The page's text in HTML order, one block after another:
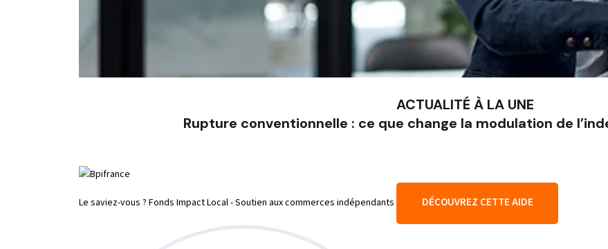
ACTUALITÉ À LA UNE
Rupture conventionnelle : ce que change la modulation de
Le saviez-vous ? Fonds Impact Local - Soutien aux commerces indépendants DÉCOUVREZ CETTE AIDE